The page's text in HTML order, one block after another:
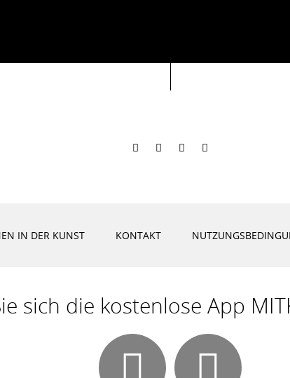
IN DER KUNST KONTAKT
sich die kostenlose App